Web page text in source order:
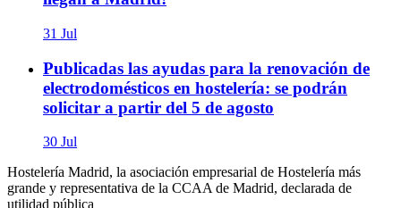
31 Jul
Publicadas las ayudas para la renovación de
electrodomésticos en hostelería: se podrán
solicitar a partir del 5 de agosto
30 Jul
Hostelería Madrid, la asociación empresarial de Hostelería más
grande y representativa de la CCAA de Madrid, declarada de
utilidad pública